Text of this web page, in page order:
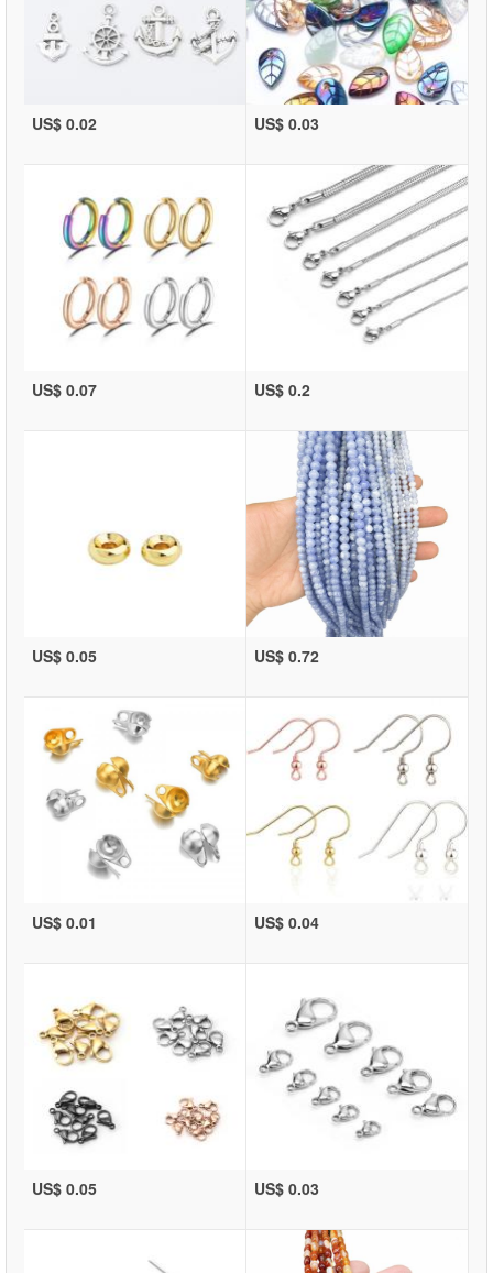
US$ 0.02 US$ 0.03
US$ 0.07 US$ 0.2
US$ 0.05 US$ 0.72
US$ 0.01 US$ 0.04
US$ 0.05 US$ 0.03